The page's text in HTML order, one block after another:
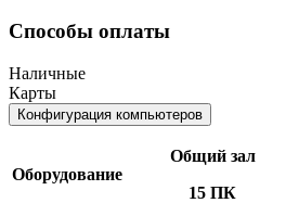
Способы оплаты
Наличные
Карты
Конфигурация компьютеров
Оборудование
Общий зал
15 ПК